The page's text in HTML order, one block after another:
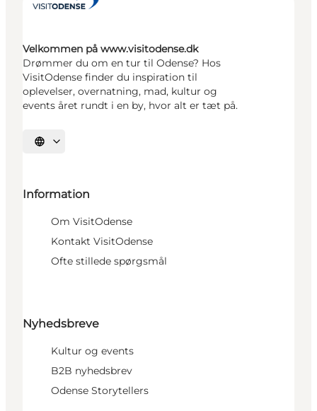
Velkommen på www.visitodense.dk
Drømmer du om en tur til Odense? Hos
VisitOdense finder du inspiration til
oplevelser, overnatning, mad, kultur og
events året rundt i en by, hvor alt er tæt på.
Vælg sprog
Information
Om VisitOdense
Kontakt VisitOdense
Ofte stillede spørgsmål
Nyhedsbreve
Kultur og events
B2B nyhedsbrev
Odense Storytellers